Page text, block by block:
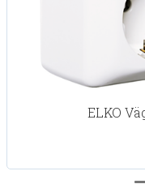
ELKO